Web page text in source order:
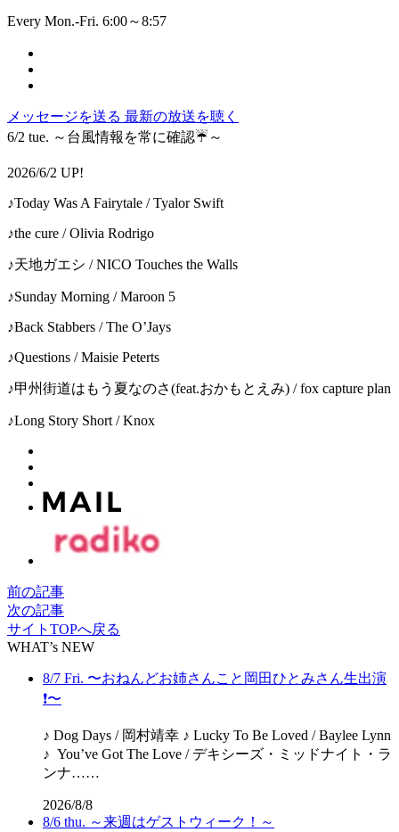
Every Mon.-Fri. 6:00～8:57
メッセージを送る 最新の放送を聴く
6/2 tue. ～台風情報を常に確認☔～
2026/6/2 UP!
♪Today Was A Fairytale / Tyalor Swift
♪the cure / Olivia Rodrigo
♪天地ガエシ / NICO Touches the Walls
♪Sunday Morning / Maroon 5
♪Back Stabbers / The O’Jays
♪Questions / Maisie Peterts
♪甲州街道はもう夏なのさ(feat.おかもとえみ) / fox capture plan
♪Long Story Short / Knox
前の記事
次の記事
サイトTOPへ戻る
WHAT’s NEW
8/7 Fri. 〜おねんどお姉さんこと岡田ひとみさん生出演
❗️〜
♪ Dog Days / 岡村靖幸 ♪ Lucky To Be Loved / Baylee Lynn
♪ You’ve Got The Love / デキシーズ・ミッドナイト・ラ
ンナ……
2026/8/8
8/6 thu. ～来週はゲストウィーク！～